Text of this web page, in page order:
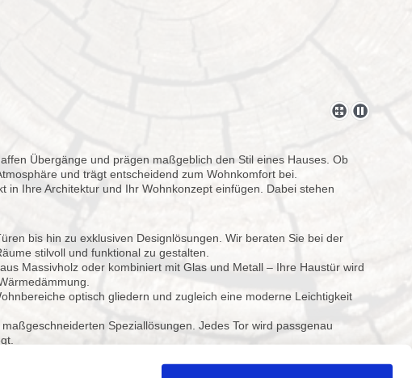
Übergänge und prägen maßgeblich den Stil eines Hauses. Ob
und trägt entscheidend zum Wohnkomfort bei.
Ihre Architektur und Ihr Wohnkonzept einfügen. Dabei stehen
bis hin zu exklusiven Designlösungen. Wir beraten Sie bei der
stilvoll und funktional zu gestalten.
Massivholz oder kombiniert mit Glas und Metall – Ihre Haustür wird
optisch gliedern und zugleich eine moderne Leichtigkeit
Speziallösungen. Jedes Tor wird passgenau
Mit Mustern, Materialproben und Visualisierungen